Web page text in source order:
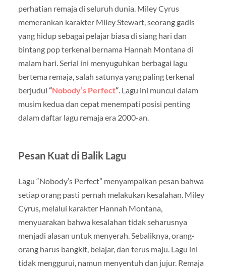
perhatian remaja di seluruh dunia. Miley Cyrus
memerankan karakter Miley Stewart, seorang gadis
yang hidup sebagai pelajar biasa di siang hari dan
bintang pop terkenal bernama Hannah Montana di
malam hari. Serial ini menyuguhkan berbagai lagu
bertema remaja, salah satunya yang paling terkenal
berjudul “Nobody’s Perfect“. Lagu ini muncul dalam
musim kedua dan cepat menempati posisi penting
dalam daftar lagu remaja era 2000-an.
Pesan Kuat di Balik Lagu
Lagu “Nobody’s Perfect” menyampaikan pesan bahwa
setiap orang pasti pernah melakukan kesalahan. Miley
Cyrus, melalui karakter Hannah Montana,
menyuarakan bahwa kesalahan tidak seharusnya
menjadi alasan untuk menyerah. Sebaliknya, orang-
orang harus bangkit, belajar, dan terus maju. Lagu ini
tidak menggurui, namun menyentuh dan jujur. Remaja